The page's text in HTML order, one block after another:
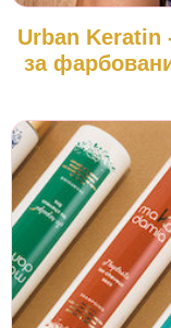
Urban Keratin
за